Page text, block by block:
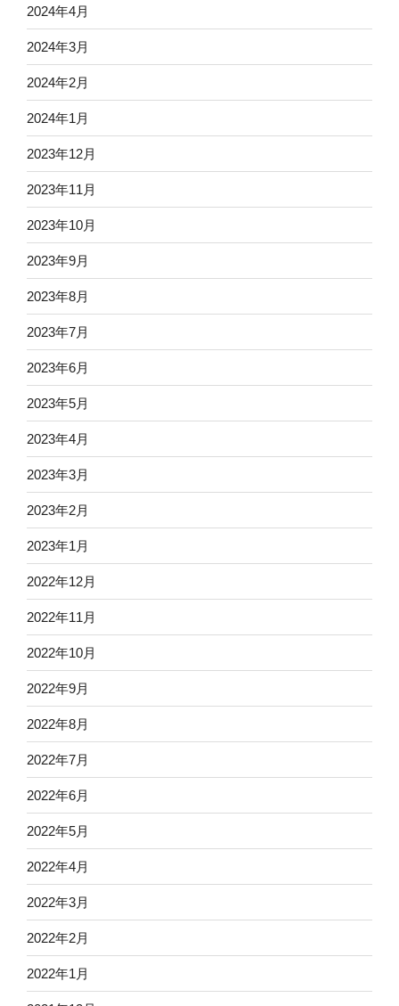
2024年4月
2024年3月
2024年2月
2024年1月
2023年12月
2023年11月
2023年10月
2023年9月
2023年8月
2023年7月
2023年6月
2023年5月
2023年4月
2023年3月
2023年2月
2023年1月
2022年12月
2022年11月
2022年10月
2022年9月
2022年8月
2022年7月
2022年6月
2022年5月
2022年4月
2022年3月
2022年2月
2022年1月